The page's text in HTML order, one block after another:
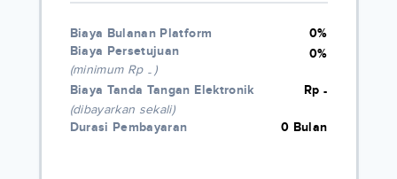
Biaya Bulanan Platform
0%
Biaya Persetujuan
(minimum Rp -)
0%
Biaya Tanda Tangan Elektronik
(dibayarkan sekali)
Rp-
Durasi Pembayaran 0 Bulan